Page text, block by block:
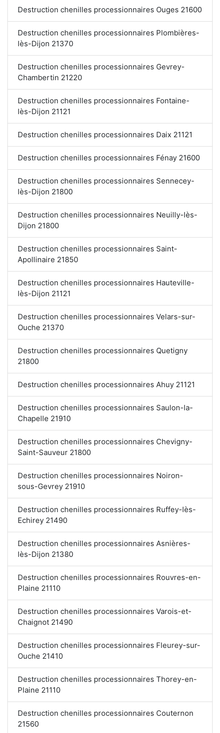
Destruction chenilles processionnaires Ouges 21600
Destruction chenilles processionnaires Plombières-
lès-Dijon 21370
Destruction chenilles processionnaires Gevrey-
Chambertin 21220
Destruction chenilles processionnaires Fontaine-
lès-Dijon 21121
Destruction chenilles processionnaires Daix 21121
Destruction chenilles processionnaires Fénay 21600
Destruction chenilles processionnaires Sennecey-
lès-Dijon 21800
Destruction chenilles processionnaires Neuilly-lès-
Dijon 21800
Destruction chenilles processionnaires Saint-
Apollinaire 21850
Destruction chenilles processionnaires Hauteville-
lès-Dijon 21121
Destruction chenilles processionnaires Velars-sur-
Ouche 21370
Destruction chenilles processionnaires Quetigny
21800
Destruction chenilles processionnaires Ahuy 21121
Destruction chenilles processionnaires Saulon-la-
Chapelle 21910
Destruction chenilles processionnaires Chevigny-
Saint-Sauveur 21800
Destruction chenilles processionnaires Noiron-
sous-Gevrey 21910
Destruction chenilles processionnaires Ruffey-lès-
Echirey 21490
Destruction chenilles processionnaires Asnières-
lès-Dijon 21380
Destruction chenilles processionnaires Rouvres-en-
Plaine 21110
Destruction chenilles processionnaires Varois-et-
Chaignot 21490
Destruction chenilles processionnaires Fleurey-sur-
Ouche 21410
Destruction chenilles processionnaires Thorey-en-
Plaine 21110
Destruction chenilles processionnaires Couternon
21560